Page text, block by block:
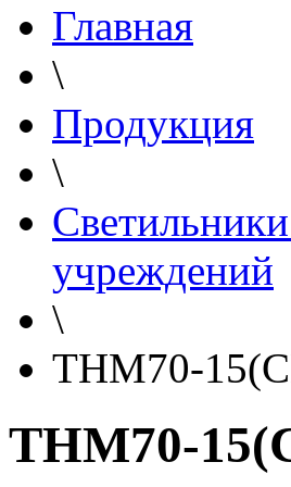
Главная
\
Продукция
\
учреждений
\
THM70-
THM70-